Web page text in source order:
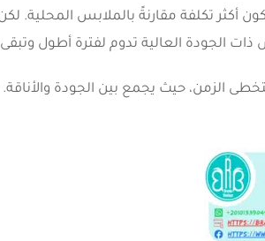
أكثر تكلفة مقارنةً بالملابس المحلية.
الجودة العالية تدوم لفترة أطول
الزمن، حيث يجمع بين الجودة